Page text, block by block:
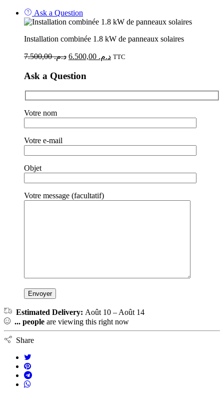
Ask a Question
Installation combinée 1.8 kW de panneaux solaires
د.م.7.500,00 د.م. TTC
Ask a Question
Votre nom
Votre e-mail
Objet
Votre message (facultatif)
Estimated Delivery: Août 10 – Août 14
... people are viewing this right now
Share